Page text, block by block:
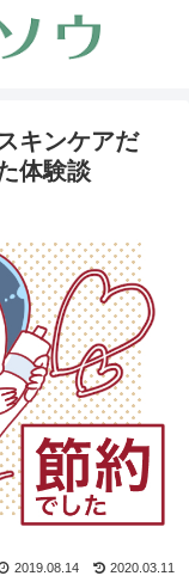
キンケアだ
体験談
2020.03.11
2019.08.14